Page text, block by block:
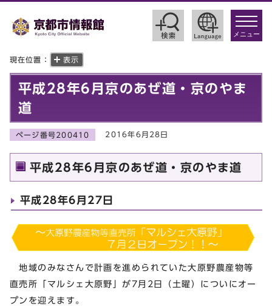
toggle
メニュー
現在位置： 表示
平成28年6月京のあぜ道・京のやま
道
ページ番号200410 2016年6月28日
平成28年6月京のあぜ道・京のやま道
平成28年6月27日
地域のみなさんで計画を進められていた大原野農産物等
直売所「マルシェ大原野」が7月2日（土曜）についにオー
プンを迎えます。